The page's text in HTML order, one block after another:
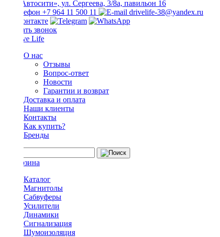
ТЦ «Автосити», ул. Сергеева, 3/8а, павильон 16
+7 964 11 500 11
drivelife-38@yandex.ru
Заказать звонок
О нас
Отзывы
Вопрос-ответ
Новости
Гарантии и возврат
Доставка и оплата
Наши клиенты
Контакты
Как купить?
Бренды
Каталог
Магнитолы
Сабвуферы
Усилители
Динамики
Сигнализация
Шумоизоляция